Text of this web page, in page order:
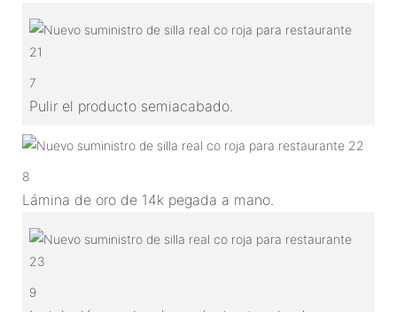
7
Pulir el producto semiacabado.
8
Lámina de oro de 14k pegada a mano.
9